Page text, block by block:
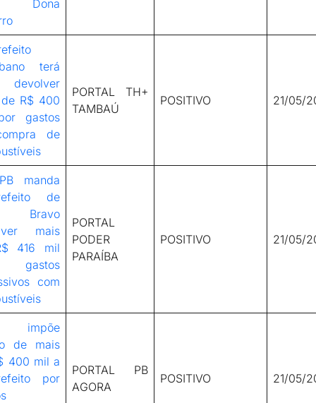
Dona
terá
R$ 400
gastos
de
PORTAL TH+
TAMBAÚ
POSITIVO 21/05/
manda
de
Bravo
mais
416 mil
gastos
com
PORTAL
PODER
PARAÍBA
POSITIVO 21/05/
impõe
de mais
400 mil a
por
PORTAL PB
AGORA
POSITIVO 21/05/